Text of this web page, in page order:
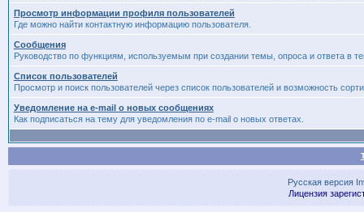
Просмотр информации профиля пользователей
Где можно найти контактную информацию пользователя.
Сообщения
Руководство по функциям, используемым при создании темы, опроса и ответа в
Список пользователей
Просмотр и поиск пользователей через список пользователей и возможность
Уведомление на e-mail о новых сообщениях
Как подписаться на тему для уведомления по e-mail о новых ответах.
Русская версия
Лицензия